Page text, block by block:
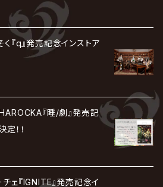
ザ ベヰスメント
NINE
『q』発売記念インストア
『睡/劇』発売記
！！
ェ『IGNITE』発売記念イ